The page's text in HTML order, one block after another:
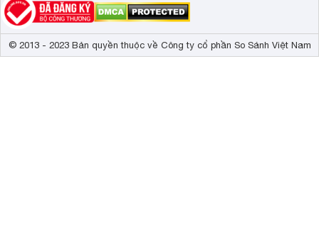
© 2013 - 2023 Bản quyền thuộc về Công ty cổ phần So Sánh Việt Nam